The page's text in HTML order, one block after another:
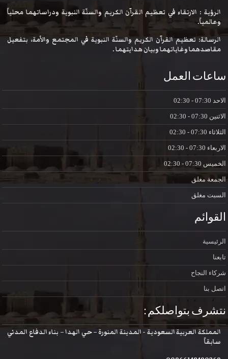
الرؤية : الارتقاء في تعظيم القرآن الكريم والسنّة النبوية ودراساتهما محلياً
وعالمياً.
الرسالة: تعظيم القرآن الكريم والسنّة النبوية في المجتمع والأمة، بتفعيل
مقاصدهما وغاياتهما وبيان هدايتهما .
ساعات العمل
الاحد
الاثنين
الثلاثاء
الاربعاء
الخميس
الجمعة مغلق
السبت مغلق
القوائم
الرئيسية
تابعنا
شركاء النجاح
اتصل بنا
نتشرف بتواصلكم :
المملكة العربية السعودية - المدينة المنورة – حي الهدا – بناء الدفاع المدني
سابقاً